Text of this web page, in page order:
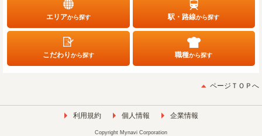
エリアから探す 駅・路線から探す
こだわりから探す 職種から探す
ページＴＯＰへ
利用規約 個人情報 企業情報
Copyright Mynavi Corporation